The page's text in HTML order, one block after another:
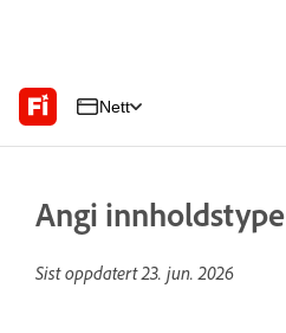
Nett
Angi innholdstype
Sist oppdatert23. jun. 2026